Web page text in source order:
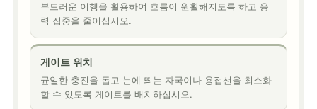
부드러운 이행을 활용하여 흐름이 원활해지도록 하고 응
력 집중을 줄이십시오.
게이트 위치
균일한 충진을 돕고 눈에 띄는 자국이나 용접선을 최소화
할 수 있도록 게이트를 배치하십시오.